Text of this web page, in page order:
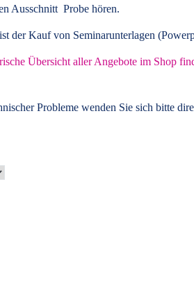
Ausschnitt Probe hören.
der Kauf von Seminarunterlagen
Übersicht aller Angebote im Shop
Probleme wenden Sie sich bitte